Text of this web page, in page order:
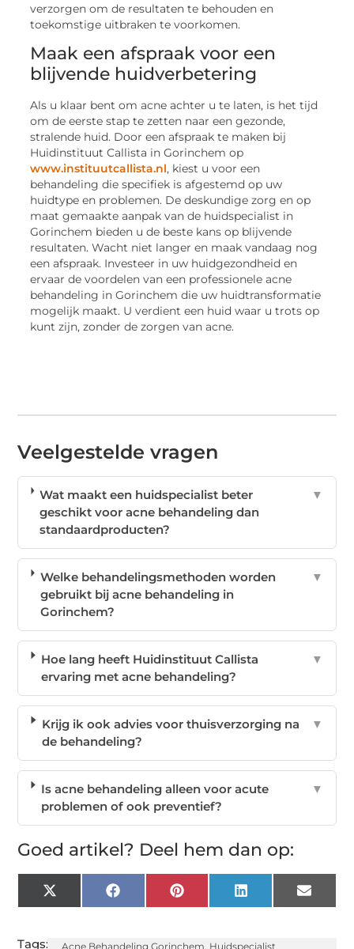
verzorgen om de resultaten te behouden en
toekomstige uitbraken te voorkomen.
Maak een afspraak voor een
blijvende huidverbetering
Als u klaar bent om acne achter u te laten, is het tijd
om de eerste stap te zetten naar een gezonde,
stralende huid. Door een afspraak te maken bij
Huidinstituut Callista in Gorinchem op
www.instituutcallista.nl, kiest u voor een
behandeling die specifiek is afgestemd op uw
huidtype en problemen. De deskundige zorg en op
maat gemaakte aanpak van de huidspecialist in
Gorinchem bieden u de beste kans op blijvende
resultaten. Wacht niet langer en maak vandaag nog
een afspraak. Investeer in uw huidgezondheid en
ervaar de voordelen van een professionele acne
behandeling in Gorinchem die uw huidtransformatie
mogelijk maakt. U verdient een huid waar u trots op
kunt zijn, zonder de zorgen van acne.
Veelgestelde vragen
Wat maakt een huidspecialist beter
geschikt voor acne behandeling dan
standaardproducten?
▼
Welke behandelingsmethoden worden
gebruikt bij acne behandeling in
Gorinchem?
▼
Hoe lang heeft Huidinstituut Callista
ervaring met acne behandeling?
▼
Krijg ik ook advies voor thuisverzorging na
de behandeling?
▼
Is acne behandeling alleen voor acute
problemen of ook preventief?
▼
Goed artikel? Deel hem dan op:
X
(Twitter)
FacebookPinterest LinkedIn Email
Tags: Acne Behandeling Gorinchem Huidspecialist